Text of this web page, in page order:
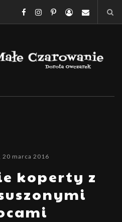
20 marca 2016
koperty z